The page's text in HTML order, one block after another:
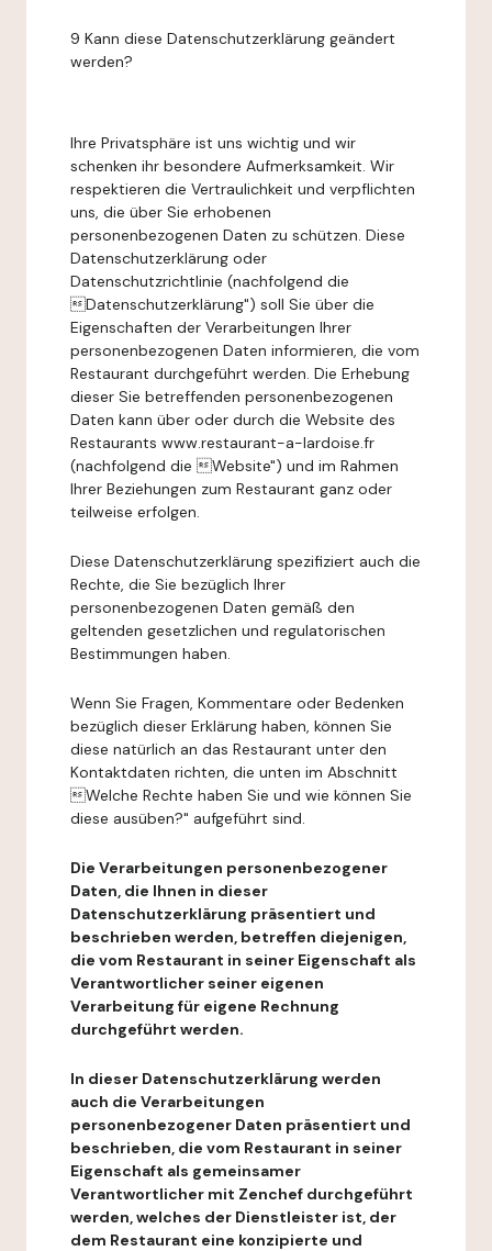
9 Kann diese Datenschutzerklärung geändert
werden?
Ihre Privatsphäre ist uns wichtig und wir
schenken ihr besondere Aufmerksamkeit. Wir
respektieren die Vertraulichkeit und verpflichten
uns, die über Sie erhobenen
personenbezogenen Daten zu schützen. Diese
Datenschutzerklärung oder
Datenschutzrichtlinie (nachfolgend die
Datenschutzerklärung") soll Sie über die
Eigenschaften der Verarbeitungen Ihrer
personenbezogenen Daten informieren, die vom
Restaurant durchgeführt werden. Die Erhebung
dieser Sie betreffenden personenbezogenen
Daten kann über oder durch die Website des
Restaurants www.restaurant-a-lardoise.fr
(nachfolgend die Website") und im Rahmen
Ihrer Beziehungen zum Restaurant ganz oder
teilweise erfolgen.
Diese Datenschutzerklärung spezifiziert auch die
Rechte, die Sie bezüglich Ihrer
personenbezogenen Daten gemäß den
geltenden gesetzlichen und regulatorischen
Bestimmungen haben.
Wenn Sie Fragen, Kommentare oder Bedenken
bezüglich dieser Erklärung haben, können Sie
diese natürlich an das Restaurant unter den
Kontaktdaten richten, die unten im Abschnitt
Welche Rechte haben Sie und wie können Sie
diese ausüben?" aufgeführt sind.
Die Verarbeitungen personenbezogener
Daten, die Ihnen in dieser
Datenschutzerklärung präsentiert und
beschrieben werden, betreffen diejenigen,
die vom Restaurant in seiner Eigenschaft als
Verantwortlicher seiner eigenen
Verarbeitung für eigene Rechnung
durchgeführt werden.
In dieser Datenschutzerklärung werden
auch die Verarbeitungen
personenbezogener Daten präsentiert und
beschrieben, die vom Restaurant in seiner
Eigenschaft als gemeinsamer
Verantwortlicher mit Zenchef durchgeführt
werden, welches der Dienstleister ist, der
dem Restaurant eine konzipierte und